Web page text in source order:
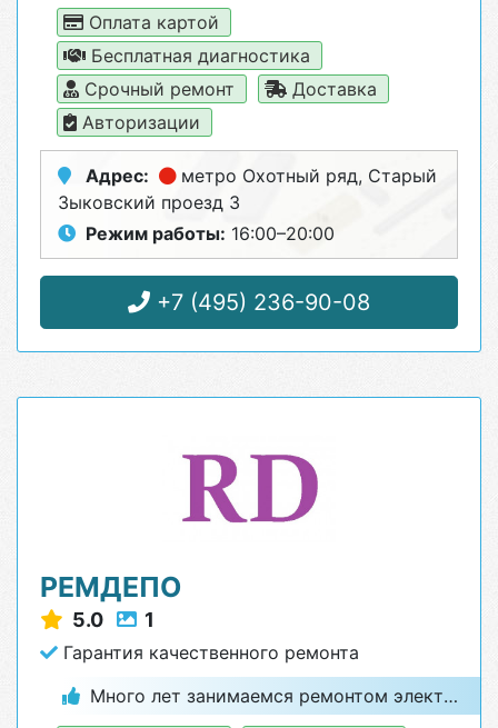
Оплата картой
Бесплатная диагностика
Срочный ремонт
Доставка
Авторизации
Адрес: метро Охотный ряд, Старый
Зыковский проезд 3
Режим работы: 16:00–20:00
+7 (495) 236-90-08
РЕМДЕПО
5.0 1
Гарантия качественного ремонта
Много лет занимаемся ремонтом электроники и бытовой техники